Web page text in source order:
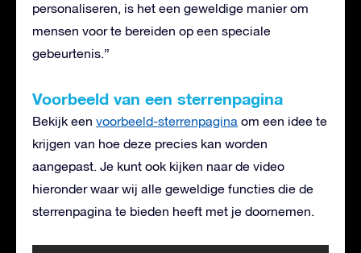
personaliseren, is het een geweldige manier om
mensen voor te bereiden op een speciale
gebeurtenis.”
Voorbeeld van een sterrenpagina
Bekijk een voorbeeld-sterrenpagina om een idee te
krijgen van hoe deze precies kan worden
aangepast. Je kunt ook kijken naar de video
hieronder waar wij alle geweldige functies die de
sterrenpagina te bieden heeft met je doornemen.